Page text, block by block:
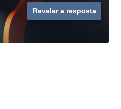
Revelar a resposta